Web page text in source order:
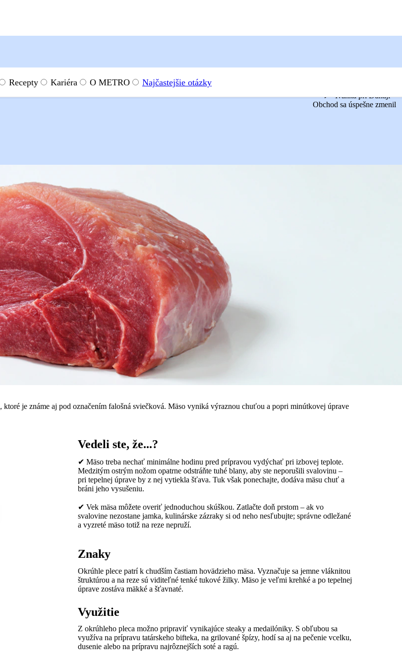
Ivanka pri Dunaji
Obchod sa úspešne zmenil
Recepty Kariéra O METRO Najčastejšie otázky
, ktoré je známe aj pod označením falošná sviečková. Mäso vyniká výraznou chuťou a popri minútkovej úprave
Vedeli ste, že...?
✔ Mäso treba nechať minimálne hodinu pred prípravou vydýchať pri izbovej teplote.
Medzitým ostrým nožom opatrne odstráňte tuhé blany, aby ste neporušili svalovinu –
pri tepelnej úprave by z nej vytiekla šťava. Tuk však ponechajte, dodáva mäsu chuť a
bráni jeho vysušeniu.
✔ Vek mäsa môžete overiť jednoduchou skúškou. Zatlačte doň prstom – ak vo
svalovine nezostane jamka, kulinárske zázraky si od neho nesľubujte; správne odležané
a vyzreté mäso totiž na reze nepruží.
Znaky
Okrúhle plece patrí k chudším častiam hovädzieho mäsa. Vyznačuje sa jemne vláknitou
štruktúrou a na reze sú viditeľné tenké tukové žilky. Mäso je veľmi krehké a po tepelnej
úprave zostáva mäkké a šťavnaté.
Využitie
Z okrúhleho pleca možno pripraviť vynikajúce steaky a medailóniky. S obľubou sa
využíva na prípravu tatárskeho bifteka, na grilované špízy, hodí sa aj na pečenie vcelku,
dusenie alebo na prípravu najrôznejších soté a ragú.